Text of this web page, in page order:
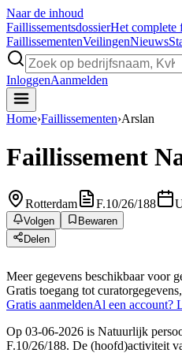
Naar de inhoud
FaillissementsdossierHet complete
FaillissementenVeilingenNieuws
InloggenAanmelden
Home›Faillissementen›Arslan
Faillissement
Rotterdam F.10/26/188
Volgen
Bewaren
Delen
Meer gegevens beschikbaar voor
Gratis toegang tot
Gratis aanmeldenAl een account?
Op 03-06-2026 is Natuurlijk
F.10/26/188. De (hoofd)activiteit